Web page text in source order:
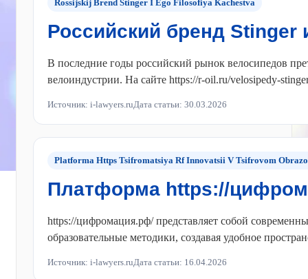
Rossijskij Brend Stinger I Ego Filosofiya Kachestva
Российский бренд Stinger
В последние годы российский рынок велосипедов
велоиндустрии. На сайте https://r-oil.ru/velosipedy-
Источник: i-lawyers.ruДата статьи: 30.03.2026
Platforma Https Tsifromatsiya Rf Innovatsii V Tsifrovom
Платформа https://
https://цифромация.рф/ представляет собой
образовательные методики, создавая удобное
Источник: i-lawyers.ruДата статьи: 16.04.2026